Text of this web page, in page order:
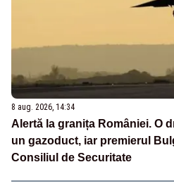
8 aug. 2026, 14:34
Alertă la granița României. O
un gazoduct, iar premierul
Consiliul de Securitate